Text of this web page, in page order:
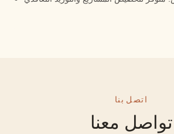
اتصل بنا
تواصل معنا